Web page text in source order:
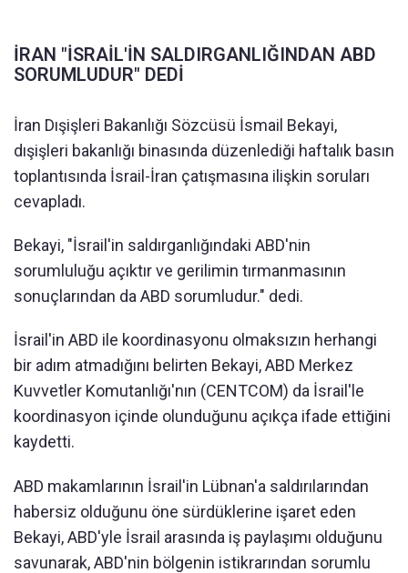
İRAN "İSRAİL'İN SALDIRGANLIĞINDAN ABD
SORUMLUDUR" DEDİ
İran Dışişleri Bakanlığı Sözcüsü İsmail Bekayi,
dışişleri bakanlığı binasında düzenlediği haftalık basın
toplantısında İsrail-İran çatışmasına ilişkin soruları
cevapladı.
Bekayi, "İsrail'in saldırganlığındaki ABD'nin
sorumluluğu açıktır ve gerilimin tırmanmasının
sonuçlarından da ABD sorumludur." dedi.
İsrail'in ABD ile koordinasyonu olmaksızın herhangi
bir adım atmadığını belirten Bekayi, ABD Merkez
Kuvvetler Komutanlığı'nın (CENTCOM) da İsrail'le
koordinasyon içinde olunduğunu açıkça ifade ettiğini
kaydetti.
ABD makamlarının İsrail'in Lübnan'a saldırılarından
habersiz olduğunu öne sürdüklerine işaret eden
Bekayi, ABD'yle İsrail arasında iş paylaşımı olduğunu
savunarak, ABD'nin bölgenin istikrarından sorumlu